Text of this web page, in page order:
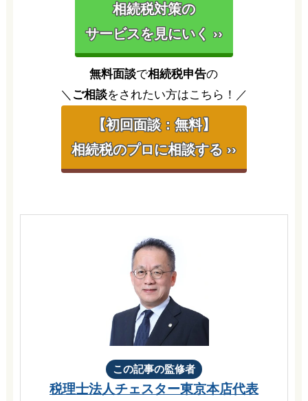
相続税対策の
サービスを見にいく ››
無料面談で相続税申告の
＼ ご相談をされたい方はこちら！／
【初回面談：無料】
相続税のプロに相談する ››
この記事の監修者
税理士法人チェスター東京本店代表